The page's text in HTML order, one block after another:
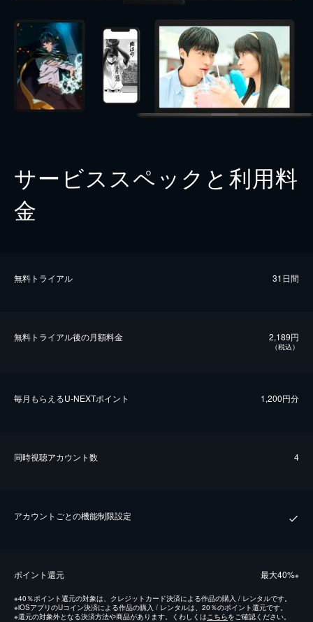
サービススペックと利用料
金
無料トライアル 31日間
無料トライアル後の⽉額料金 2,189円
（税込）
毎⽉もらえるU-NEXTポイント 1,200円分
同時視聴アカウント数 4
アカウントごとの機能制限設定
ポイント還元 最⼤40%※
※40％ポイント還元の対象は、クレジットカード決済による作品の購入 / レンタルです。
※iOSアプリのUコイン決済による作品の購入 / レンタルは、20％のポイント還元です。
※還元の対象外となる決済方法や商品があります。くわしくはこちらをご確認ください。